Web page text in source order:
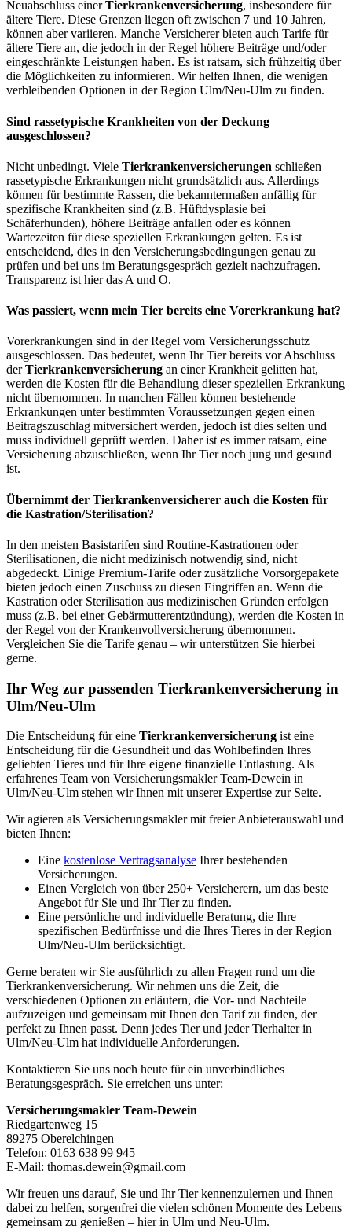
Neuabschluss einerTierkrankenversicherung, insbesondere für
ältere Tiere. Diese Grenzen liegen oft zwischen 7 und 10 Jahren,
können aber variieren. Manche Versicherer bieten auch Tarife für
ältere Tiere an, die jedoch in der Regel höhere Beiträge und/oder
eingeschränkte Leistungen haben. Es ist ratsam, sich frühzeitig über
die Möglichkeiten zu informieren. Wir helfen Ihnen, die wenigen
verbleibenden Optionen in der Region Ulm/Neu-Ulm zu finden.
Sind rassetypische Krankheiten von der Deckung
ausgeschlossen?
Nicht unbedingt. Viele Tierkrankenversicherungen schließen
rassetypische Erkrankungen nicht grundsätzlich aus. Allerdings
können für bestimmte Rassen, die bekanntermaßen anfällig für
spezifische Krankheiten sind (z.B. Hüftdysplasie bei
Schäferhunden), höhere Beiträge anfallen oder es können
Wartezeiten für diese speziellen Erkrankungen gelten. Es ist
entscheidend, dies in den Versicherungsbedingungen genau zu
prüfen und bei uns im Beratungsgespräch gezielt nachzufragen.
Transparenz ist hier das A und O.
Was passiert, wenn mein Tier bereits eine Vorerkrankung hat?
Vorerkrankungen sind in der Regel vom Versicherungsschutz
ausgeschlossen. Das bedeutet, wenn Ihr Tier bereits vor Abschluss
derTierkrankenversicherung an einer Krankheit gelitten hat,
werden die Kosten für die Behandlung dieser speziellen Erkrankung
nicht übernommen. In manchen Fällen können bestehende
Erkrankungen unter bestimmten Voraussetzungen gegen einen
Beitragszuschlag mitversichert werden, jedoch ist dies selten und
muss individuell geprüft werden. Daher ist es immer ratsam, eine
Versicherung abzuschließen, wenn Ihr Tier noch jung und gesund
ist.
Übernimmt der Tierkrankenversicherer auch die Kosten für
die Kastration/Sterilisation?
In den meisten Basistarifen sind Routine-Kastrationen oder
Sterilisationen, die nicht medizinisch notwendig sind, nicht
abgedeckt. Einige Premium-Tarife oder zusätzliche Vorsorgepakete
bieten jedoch einen Zuschuss zu diesen Eingriffen an. Wenn die
Kastration oder Sterilisation aus medizinischen Gründen erfolgen
muss (z.B. bei einer Gebärmutterentzündung), werden die Kosten in
der Regel von der Krankenvollversicherung übernommen.
Vergleichen Sie die Tarife genau – wir unterstützen Sie hierbei
gerne.
Ihr Weg zur passenden Tierkrankenversicherung in
Ulm/Neu-Ulm
Die Entscheidung für eine Tierkrankenversicherung ist eine
Entscheidung für die Gesundheit und das Wohlbefinden Ihres
geliebten Tieres und für Ihre eigene finanzielle Entlastung. Als
erfahrenes Team von Versicherungsmakler Team-Dewein in
Ulm/Neu-Ulm stehen wir Ihnen mit unserer Expertise zur Seite.
Wir agieren als Versicherungsmakler mit freier Anbieterauswahl und
bieten Ihnen:
Eine kostenlose Vertragsanalyse Ihrer bestehenden
Versicherungen.
Einen Vergleich von über 250+ Versicherern, um das beste
Angebot für Sie und Ihr Tier zu finden.
Eine persönliche und individuelle Beratung, die Ihre
spezifischen Bedürfnisse und die Ihres Tieres in der Region
Ulm/Neu-Ulm berücksichtigt.
Gerne beraten wir Sie ausführlich zu allen Fragen rund um die
Tierkrankenversicherung. Wir nehmen uns die Zeit, die
verschiedenen Optionen zu erläutern, die Vor- und Nachteile
aufzuzeigen und gemeinsam mit Ihnen den Tarif zu finden, der
perfekt zu Ihnen passt. Denn jedes Tier und jeder Tierhalter in
Ulm/Neu-Ulm hat individuelle Anforderungen.
Kontaktieren Sie uns noch heute für ein unverbindliches
Beratungsgespräch. Sie erreichen uns unter:
Versicherungsmakler Team-Dewein
Riedgartenweg 15
89275 Oberelchingen
Telefon: 0163 638 99 945
E-Mail: thomas.dewein@gmail.com
Wir freuen uns darauf, Sie und Ihr Tier kennenzulernen und Ihnen
dabei zu helfen, sorgenfrei die vielen schönen Momente des Lebens
gemeinsam zu genießen – hier in Ulm und Neu-Ulm.